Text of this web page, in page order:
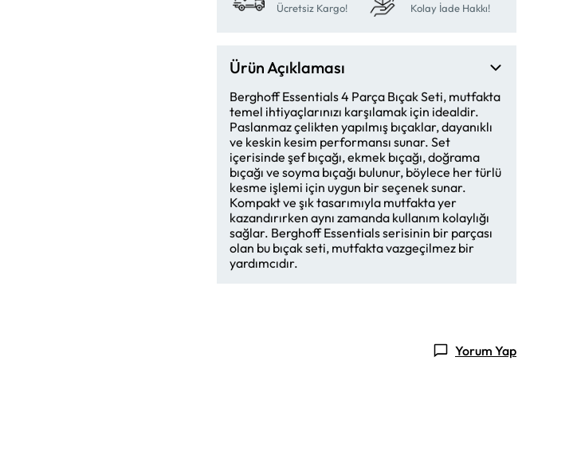
Ücretsiz Kargo!
Kolay İade Hakkı!
Ürün Açıklaması
Berghoff Essentials 4 Parça Bıçak Seti, mutfakta
temel ihtiyaçlarınızı karşılamak için idealdir.
Paslanmaz çelikten yapılmış bıçaklar, dayanıklı
ve keskin kesim performansı sunar. Set
içerisinde şef bıçağı, ekmek bıçağı, doğrama
bıçağı ve soyma bıçağı bulunur, böylece her türlü
kesme işlemi için uygun bir seçenek sunar.
Kompakt ve şık tasarımıyla mutfakta yer
kazandırırken aynı zamanda kullanım kolaylığı
sağlar. Berghoff Essentials serisinin bir parçası
olan bu bıçak seti, mutfakta vazgeçilmez bir
yardımcıdır.
Yorum Yap